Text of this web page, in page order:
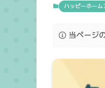
ハッピーホーム
当ページ